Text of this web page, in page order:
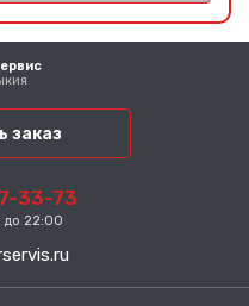
заказ
33-73
до 22:00